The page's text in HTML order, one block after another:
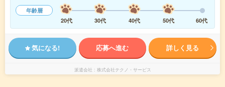
年齢層
20代
30代 40代 50代 60代
気になる! 応募へ進む 詳しく見る
派遣会社 株式会社テクノ・サービス